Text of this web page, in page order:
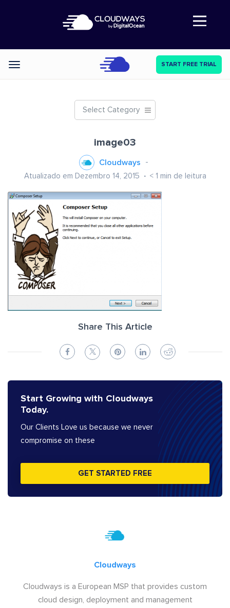
Abre a navegação
Categories START FREE TRIAL
Select Category
image03
Cloudways
Atualizado em Dezembro 14, 2015 < 1 min de leitura
Share This Article
Start Growing with Cloudways
Today.
Our Clients Love us because we never
compromise on these
GET STARTED FREE
Cloudways
Cloudways is a European MSP that provides custom
cloud design, deployment and management